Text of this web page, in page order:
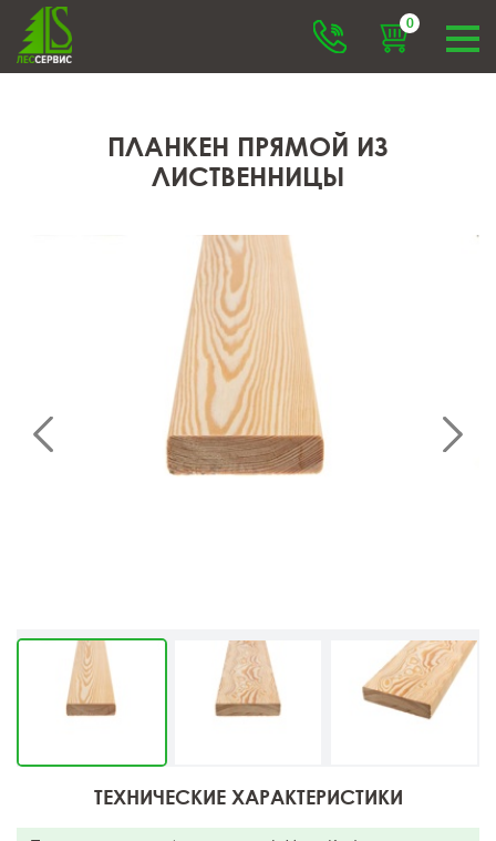
0
ПЛАНКЕН ПРЯМОЙ ИЗ
ЛИСТВЕННИЦЫ
ТЕХНИЧЕСКИЕ ХАРАКТЕРИСТИКИ